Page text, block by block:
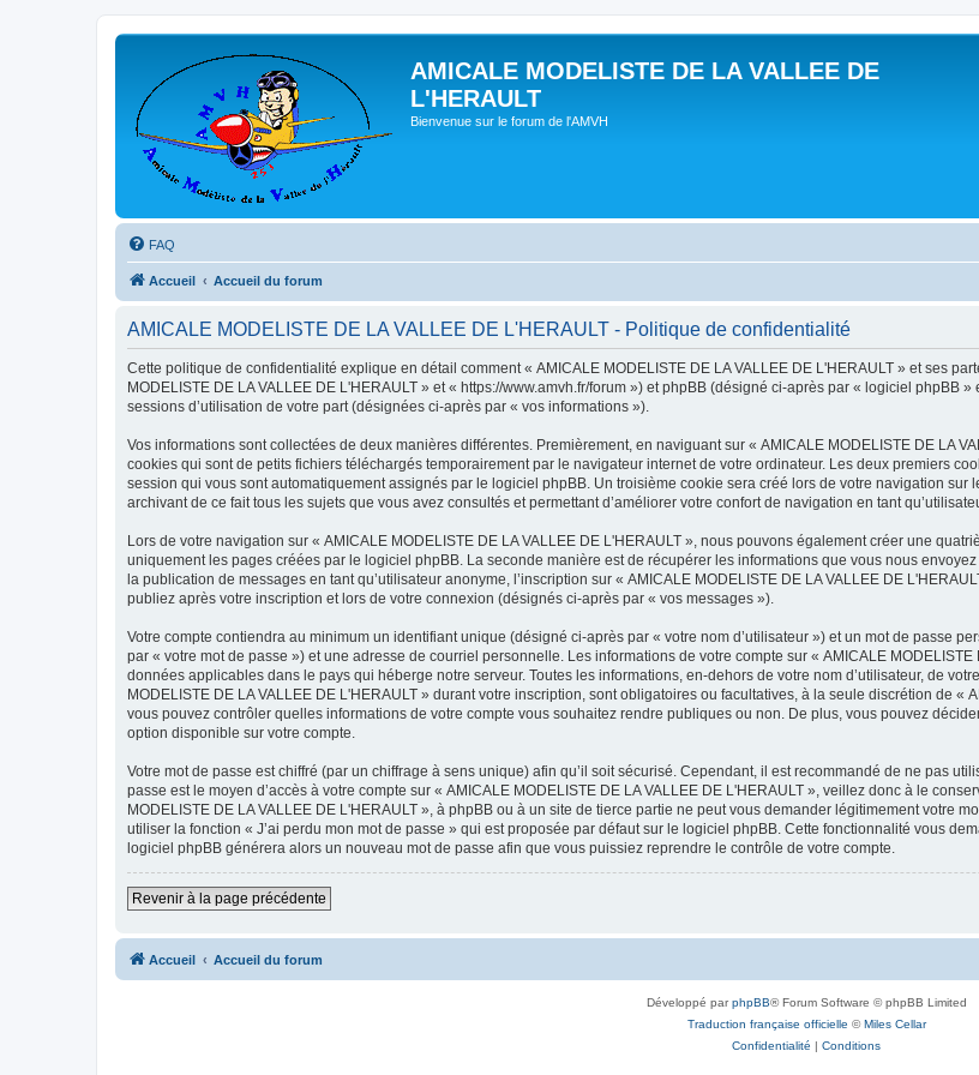
AMICALE MODELISTE DE LA VALLEE DE
L'HERAULT
Bienvenue sur le forum de l'AMVH
FAQ
Accueil Accueil du forum
AMICALE MODELISTE DE LA VALLEE DE L'HERAULT - Politique de confidentialité
Cette politique de confidentialité explique en détail comment « AMICALE MODELISTE DE LA VALLEE DE L'HERAULT » et ses
MODELISTE DE LA VALLEE DE L'HERAULT » et « https://www.amvh.fr/forum ») et phpBB (désigné ci-après par « logiciel phpBB
sessions d’utilisation de votre part (désignées ci-après par « vos informations »).
Vos informations sont collectées de deux manières différentes. Premièrement, en naviguant sur « AMICALE MODELISTE DE LA
cookies qui sont de petits fichiers téléchargés temporairement par le navigateur internet de votre ordinateur. Les deux premiers
session qui vous sont automatiquement assignés par le logiciel phpBB. Un troisième cookie sera créé lors de votre navigation sur
archivant de ce fait tous les sujets que vous avez consultés et permettant d’améliorer votre confort de navigation en tant
Lors de votre navigation sur « AMICALE MODELISTE DE LA VALLEE DE L'HERAULT », nous pouvons également créer une
uniquement les pages créées par le logiciel phpBB. La seconde manière est de récupérer les informations que vous nous
la publication de messages en tant qu’utilisateur anonyme, l’inscription sur « AMICALE MODELISTE DE LA VALLEE DE
publiez après votre inscription et lors de votre connexion (désignés ci-après par « vos messages »).
Votre compte contiendra au minimum un identifiant unique (désigné ci-après par « votre nom d’utilisateur ») et un mot de passe
par « votre mot de passe ») et une adresse de courriel personnelle. Les informations de votre compte sur « AMICALE
données applicables dans le pays qui héberge notre serveur. Toutes les informations, en-dehors de votre nom d’utilisateur, de
MODELISTE DE LA VALLEE DE L'HERAULT » durant votre inscription, sont obligatoires ou facultatives, à la seule discrétion de «
vous pouvez contrôler quelles informations de votre compte vous souhaitez rendre publiques ou non. De plus, vous pouvez
option disponible sur votre compte.
Votre mot de passe est chiffré (par un chiffrage à sens unique) afin qu’il soit sécurisé. Cependant, il est recommandé de ne pas
passe est le moyen d’accès à votre compte sur « AMICALE MODELISTE DE LA VALLEE DE L'HERAULT », veillez donc à le
MODELISTE DE LA VALLEE DE L'HERAULT », à phpBB ou à un site de tierce partie ne peut vous demander légitimement votre
utiliser la fonction « J’ai perdu mon mot de passe » qui est proposée par défaut sur le logiciel phpBB. Cette fonctionnalité vous
logiciel phpBB générera alors un nouveau mot de passe afin que vous puissiez reprendre le contrôle de votre compte.
Revenir à la page précédente
Accueil Accueil du forum
Développé parphpBB® Forum Software © phpBB Limited
Traduction française officielle ©Miles Cellar
Confidentialité | Conditions